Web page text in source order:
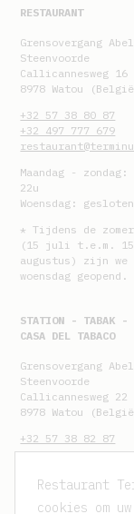
RESTAURANT
Grensovergang
Steenvoorde
Callicannesweg 16
8978 Watou
+32 57 38 80 87
+32 497 777 679
Maandag - zondag:
22u
Woensdag:
*Tijdens de
(15 juli t.e.m. 15
augustus) zijn we
woensdag geopend.
STATION - TABAK -
CASA DEL TABACO
Grensovergang
Steenvoorde
Callicannesweg 22
8978 Watou
+32 57 38 82 87
20u
20u
Restaurant
cookies om